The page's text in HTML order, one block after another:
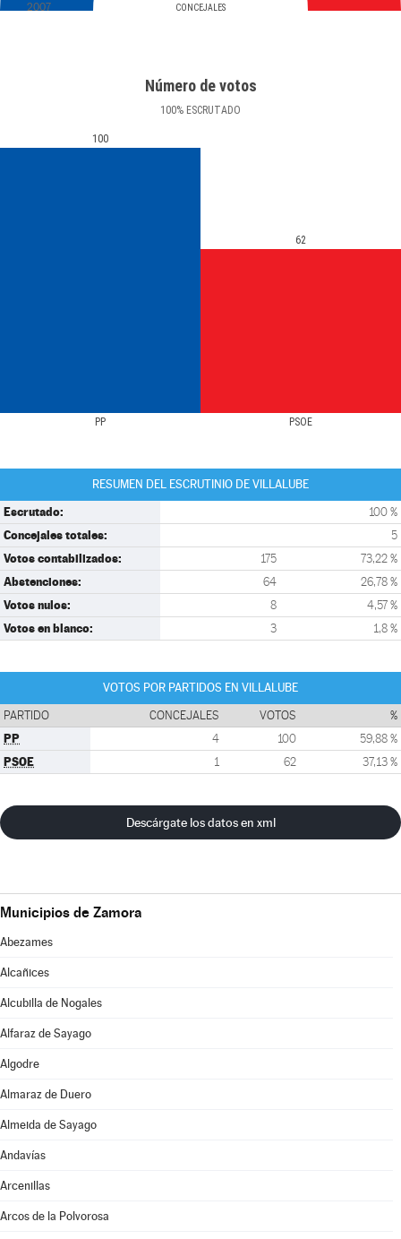
CONCEJALES
2007
Número de votos
100% ESCRUTADO
PP PSOE
100
62
RESUMEN DEL ESCRUTINIO DE VILLALUBE
Escrutado: 100 %
Concejales totales: 5
Votos contabilizados: 175 73,22 %
Abstenciones: 64 26,78 %
Votos nulos: 8 4,57 %
Votos en blanco: 3 1,8 %
VOTOS POR PARTIDOS EN VILLALUBE
PARTIDO CONCEJALES VOTOS %
PP 4 100 59,88 %
PSOE 1 62 37,13 %
Descárgate los datos en xml
Municipios de Zamora
Abezames
Alcañices
Alcubilla de Nogales
Alfaraz de Sayago
Algodre
Almaraz de Duero
Almeida de Sayago
Andavías
Arcenillas
Arcos de la Polvorosa